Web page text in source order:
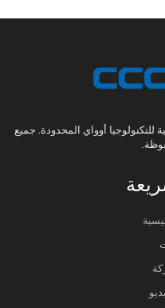
الصينية للتكنولوجيا أوواي المحدودة. جميع